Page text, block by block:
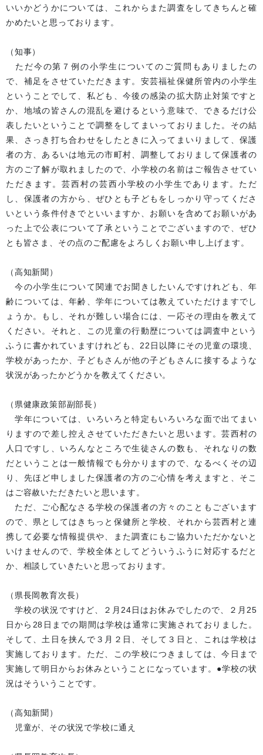
いいかどうかについては、これからまた調査をしてきちんと確
かめたいと思っております。
（知事）
ただ今の第７例の小学生についてのご質問もありましたの
で、補足をさせていただきます。安芸福祉保健所管内の小学生
ということでして、私ども、今後の感染の拡大防止対策ですと
か、地域の皆さんの混乱を避けるという意味で、できるだけ公
表したいということで調整をしてまいっておりました。その結
果、さっき打ち合わせをしたときに入ってまいりまして、保護
者の方、あるいは地元の市町村、調整しておりまして保護者の
方のご了解が取れましたので、小学校の名前はご報告させてい
ただきます。芸西村の芸西小学校の小学生であります。ただ
し、保護者の方から、ぜひとも子どもをしっかり守ってくださ
いという条件付きでといいますか、お願いを含めてお願いがあ
った上で公表について了承ということでございますので、ぜひ
とも皆さま、その点のご配慮をよろしくお願い申し上げます。
（高知新聞）
今の小学生について関連でお聞きしたいんですけれども、年
齢については、年齢、学年については教えていただけますでし
ょうか。もし、それが難しい場合には、一応その理由を教えて
ください。それと、この児童の行動歴については調査中という
ふうに書かれていますけれども、22日以降にその児童の環境、
学校があったか、子どもさんが他の子どもさんに接するような
状況があったかどうかを教えてください。
（県健康政策部副部長）
学年については、いろいろと特定もいろいろな面で出てまい
りますので差し控えさせていただきたいと思います。芸西村の
人口ですし、いろんなところで生徒さんの数も、それなりの数
だということは一般情報でも分かりますので、なるべくその辺
り、先ほど申しました保護者の方のご心情を考えますと、そこ
はご容赦いただきたいと思います。
ただ、ご心配なさる学校の保護者の方々のこともございます
ので、県としてはきちっと保健所と学校、それから芸西村と連
携して必要な情報提供や、また調査にもご協力いただかないと
いけませんので、学校全体としてどういうふうに対応するだと
か、相談していきたいと思っております。
（県長岡教育次長）
学校の状況ですけど、２月24日はお休みでしたので、２月25
日から28日までの期間は学校は通常に実施されておりました。
そして、土日を挟んで３月２日、そして３日と、これは学校は
実施しております。ただ、この学校につきましては、今日まで
実施して明日からお休みということになっています。●学校の状
況はそういうことです。
（高知新聞）
児童が、その状況で学校に通え